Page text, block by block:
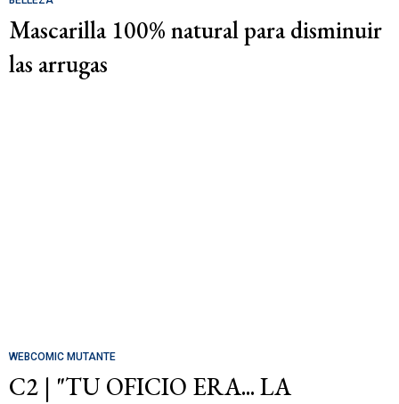
Mascarilla 100% natural para disminuir
las arrugas
WEBCOMIC MUTANTE
C2 | "TU OFICIO ERA... LA